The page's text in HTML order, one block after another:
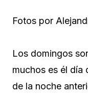
Fotos por
Los domingos
muchos es él día
de la noche